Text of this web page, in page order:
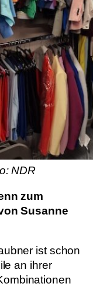
NDR
zum
Susanne
ist schon
an ihrer